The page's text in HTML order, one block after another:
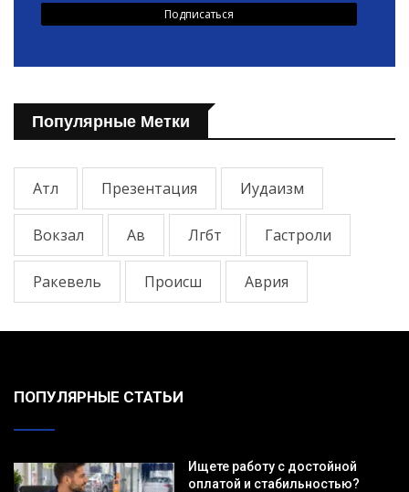
Популярные Метки
Атл Презентация Иудаизм
Вокзал Ав Лгбт Гастроли
Ракевель Происш Аврия
ПОПУЛЯРНЫЕ СТАТЬИ
Ищете работу с достойной
оплатой и стабильностью?